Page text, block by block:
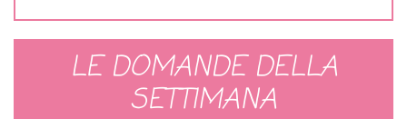
LE DOMANDE DELLA
SETTIMANA